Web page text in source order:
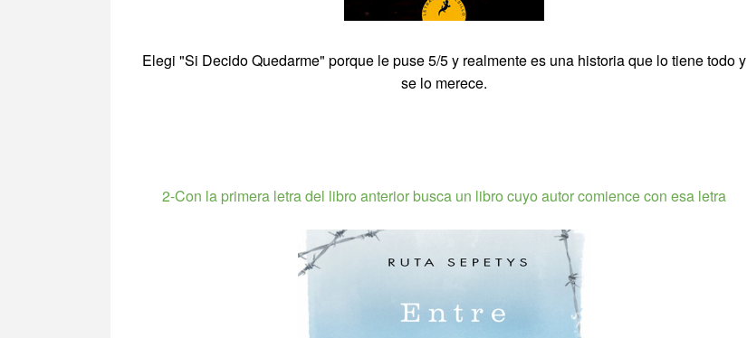
Elegi "Si Decido Quedarme" porque le puse 5/5 y realmente es una historia que lo tiene todo y
se lo merece.
2-Con la primera letra del libro anterior busca un libro cuyo autor comience con esa letra